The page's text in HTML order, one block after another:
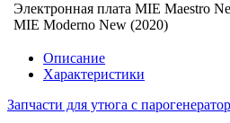
Электронная плата MIE Maestro
MIE Moderno New (2020)
Описание
Характеристики
Запчасти для утюга с